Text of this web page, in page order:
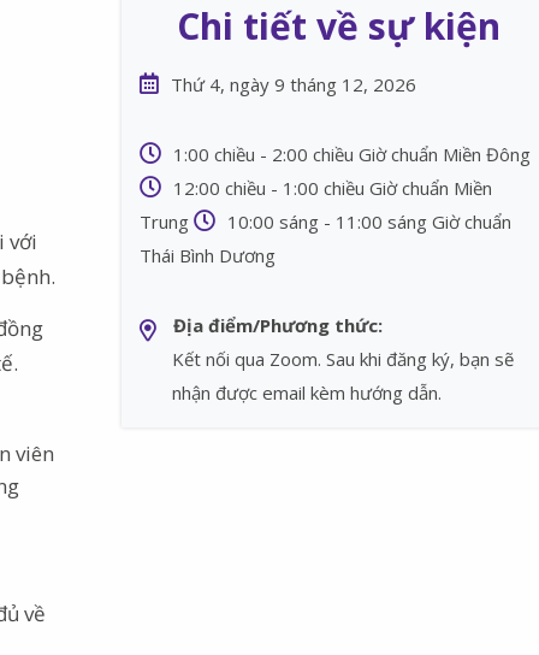
với
viên
về
Chi tiết về sự kiện
Thứ 4, ngày 9 tháng 12, 2026
1:00 chiều - 2:00 chiều Giờ chuẩn Miền Đông
12:00 chiều - 1:00 chiều Giờ chuẩn Miền
Trung
10:00 sáng - 11:00 sáng Giờ chuẩn
Thái Bình Dương
Địa điểm/Phương thức:
Kết nối qua Zoom. Sau khi đăng ký, bạn sẽ
nhận được email kèm hướng dẫn.